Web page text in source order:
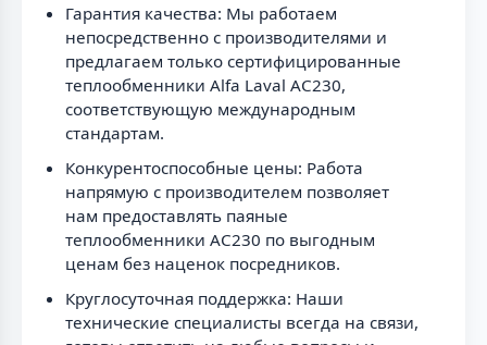
Гарантия качества: Мы работаем
непосредственно с производителями и
предлагаем только сертифицированные
теплообменники Alfa Laval AC230,
соответствующую международным
стандартам.
Конкурентоспособные цены: Работа
напрямую с производителем позволяет
нам предоставлять паяные
теплообменники AC230 по выгодным
ценам без наценок посредников.
Круглосуточная поддержка: Наши
технические специалисты всегда на связи,